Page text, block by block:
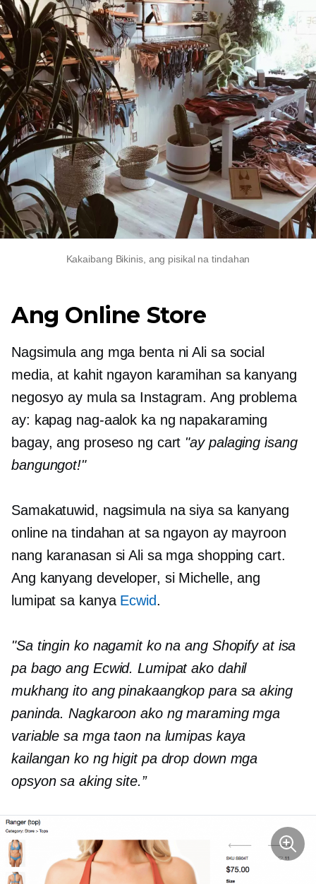
Kakaibang Bikinis, ang pisikal na tindahan
Ang Online Store
Nagsimula ang mga benta ni Ali sa social
media, at kahit ngayon karamihan sa kanyang
negosyo ay mula sa Instagram. Ang problema
ay: kapag nag-aalok ka ng napakaraming
bagay, ang proseso ng cart "ay palaging isang
bangungot!"
Samakatuwid, nagsimula na siya sa kanyang
online na tindahan at sa ngayon ay mayroon
nang karanasan si Ali sa mga shopping cart.
Ang kanyang developer, si Michelle, ang
lumipat sa kanya Ecwid.
"Sa tingin ko nagamit ko na ang Shopify at isa
pa bago ang Ecwid. Lumipat ako dahil
mukhang ito ang pinakaangkop para sa aking
paninda. Nagkaroon ako ng maraming mga
variable sa mga taon na lumipas kaya
kailangan ko ng higit pa drop downmga
opsyon sa aking site.”